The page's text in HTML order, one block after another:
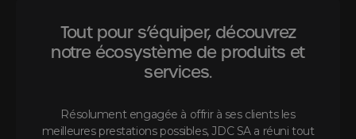
Tout pour s’équiper, découvrez
notre écosystème de produits et
services.
Résolument engagée à offrir à ses clients les
meilleures prestations possibles, JDC SA a réuni tout